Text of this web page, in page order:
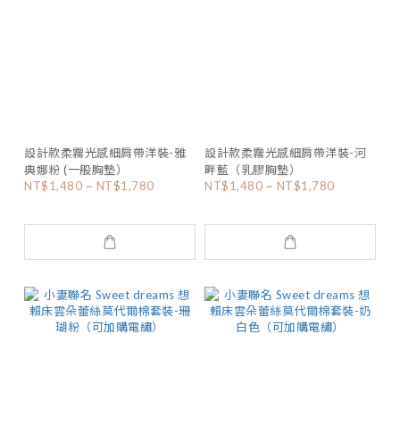
設計款柔霧光感細肩帶洋裝-雅
典娜粉 (一般胸墊）
NT$1,480 ~ NT$1,780
設計款柔霧光感細肩帶洋裝-河
畔藍（乳膠胸墊）
NT$1,480 ~ NT$1,780